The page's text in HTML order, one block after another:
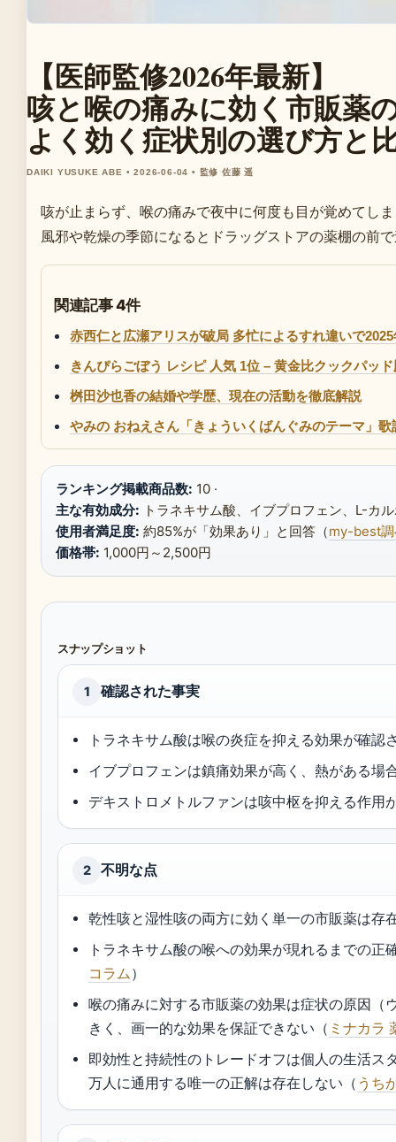
【医師監修2026年最新】
咳と喉の痛みに効く市販薬
よく効く症状別の選び方と
DAIKI YUSUKE ABE • 2026-06-04 • 監修 佐藤 遥
咳が止まらず、喉の痛みで夜中に何度も目が覚めて
風邪や乾燥の季節になるとドラッグストアの薬棚の前
関連記事 4件
赤西仁と広瀬アリスが破局 多忙によるすれ違いで
きんぴらごぼう レシピ 人気 1位 – 黄金比クックパッ
桝田沙也香の結婚や学歴、現在の活動を徹底解説
やみの おねえさん「きょういくばんぐみのテーマ」
ランキング掲載商品数: 10 ·
主な有効成分: トラネキサム酸、イブプロフェン、L-カ
使用者満足度: 約85%が「効果あり」と回答（my-best
価格帯: 1,000円～2,500円
スナップショット
1 確認された事実
トラネキサム酸は喉の炎症を抑える効果が確認
イブプロフェンは鎮痛効果が高く、熱がある場
デキストロメトルファンは咳中枢を抑える作用
2 不明な点
乾性咳と湿性咳の両方に効く単一の市販薬は存
トラネキサム酸の喉への効果が現れるまでの正
コラム）
喉の痛みに対する市販薬の効果は症状の原因（
きく、画一的な効果を保証できない（ ミナカラ
即効性と持続性のトレードオフは個人の生活ス
万人に通用する唯一の正解は存在しない（ うち